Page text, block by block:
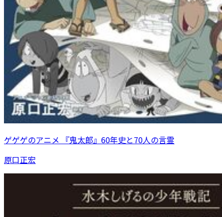
ゲゲゲのアニメ 『鬼太郎』60年史と70人の言霊
原口正宏